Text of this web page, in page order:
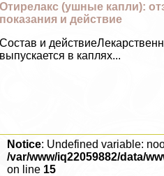
Отирелакс (ушные капли):
показания и действие
Состав и
выпускается в каплях...
Notice: Undefined variable:
/var/www/iq22059882/data/
on line 15